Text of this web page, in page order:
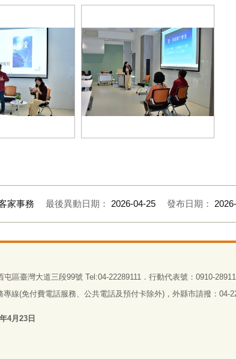
字，也親身到場支持表示感謝
家事務 最後異動日期： 2026-04-25 發布日期：
屯區臺灣大道三段99號 Tel:04-22289111．行動代表號：0910-
專線(免付費電話服務、公共電話及預付卡除外)，外縣市請撥：04-
4月23日